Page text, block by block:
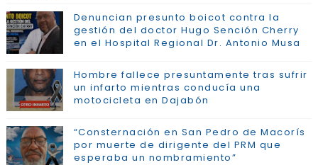
Denuncian presunto boicot contra la
gestión del doctor Hugo Sención Cherry
en el Hospital Regional Dr. Antonio Musa
Hombre fallece presuntamente tras sufrir
un infarto mientras conducía una
motocicleta en Dajabón
“Consternación en San Pedro de Macorís
por muerte de dirigente del PRM que
esperaba un nombramiento”